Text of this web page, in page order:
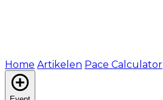
Home Artikelen Pace Calculator